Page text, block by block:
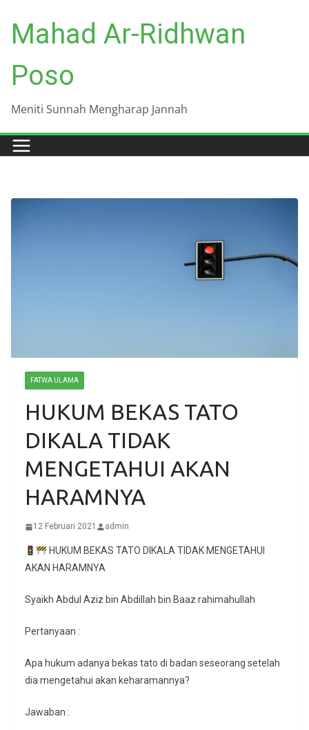
content
Mahad Ar-Ridhwan
Poso
Meniti Sunnah Mengharap Jannah
FATWA ULAMA
HUKUM BEKAS TATO
DIKALA TIDAK
MENGETAHUI AKAN
HARAMNYA
12 Februari 2021 admin
HUKUM BEKAS TATO DIKALA TIDAK MENGETAHUI
AKAN HARAMNYA
Syaikh Abdul Aziz bin Abdillah bin Baaz rahimahullah
Pertanyaan :
Apa hukum adanya bekas tato di badan seseorang setelah
dia mengetahui akan keharamannya?
Jawaban :